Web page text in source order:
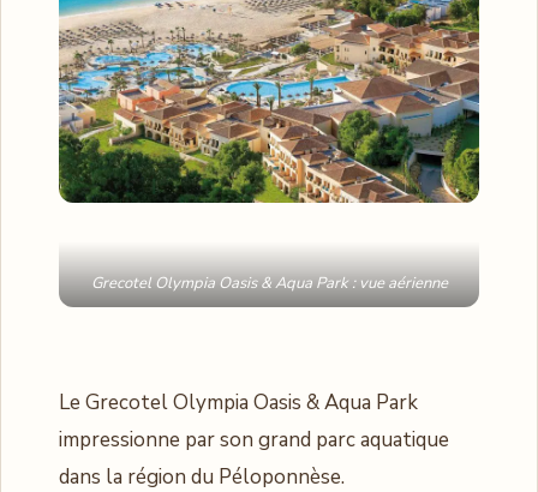
Grecotel Olympia Oasis & Aqua Park : vue aérienne
Le Grecotel Olympia Oasis & Aqua Park
impressionne par son grand parc aquatique
dans la région du Péloponnèse.